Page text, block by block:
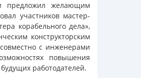
и предложил желающим
участников мастер-
корабельного дела»,
конструкторским
с инженерами
повышения
работодателей.